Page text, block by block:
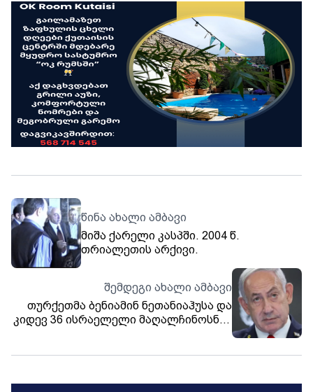
წინა ახალი ამბავი
მიშა ქარელი კასპში. 2004 წ.
თრიალეთის არქივი.
შემდეგი ახალი ამბავი
თურქეთმა ბენიამინ ნეთანიაჰუსა და
კიდევ 36 ისრაელელი მაღალჩინოსნის